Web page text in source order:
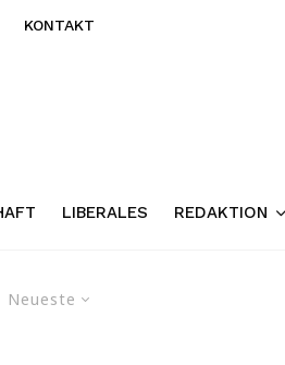
KONTAKT
LIBERALES REDAKTION
Neueste